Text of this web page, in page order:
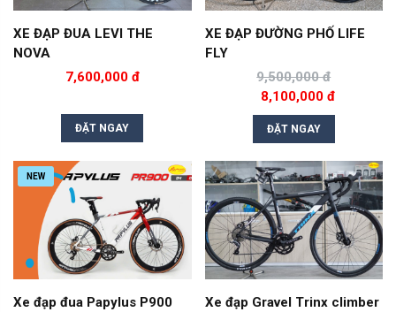
XE ĐẠP ĐUA LEVI THE
NOVA
7,600,000 đ
ĐẶT NGAY
XE ĐẠP ĐƯỜNG PHỐ LIFE
FLY
9,500,000 đ
8,100,000 đ
ĐẶT NGAY
NEW
Xe đạp đua Papylus P900
Xe đạp Gravel Trinx climber